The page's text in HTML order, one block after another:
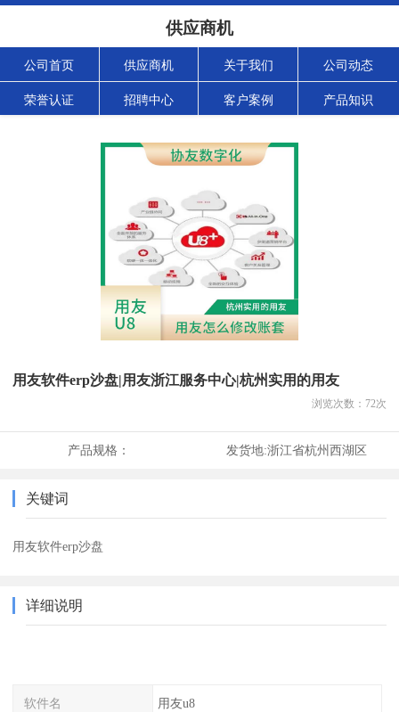
供应商机
公司首页 供应商机 关于我们 公司动态
荣誉认证 招聘中心 客户案例 产品知识
用友软件erp沙盘|用友浙江服务中心|杭州实用的用友
浏览次数： 72次
产品规格： 发货地:浙江省杭州西湖区
关键词
用友软件erp沙盘
详细说明
软件名 用友u8